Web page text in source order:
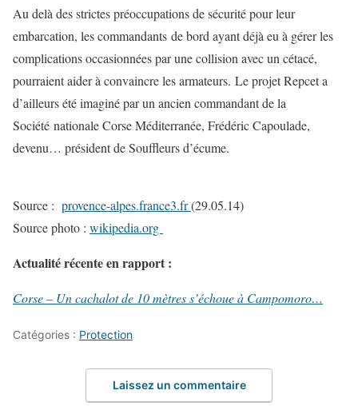
Au delà des strictes préoccupations de sécurité pour leur
embarcation, les commandants de bord ayant déjà eu à gérer les
complications occasionnées par une collision avec un cétacé,
pourraient aider à convaincre les armateurs. Le projet Repcet a
d’ailleurs été imaginé par un ancien commandant de la
Société nationale Corse Méditerranée, Frédéric Capoulade,
devenu… président de Souffleurs d’écume.
Source : provence-alpes.france3.fr(29.05.14)
Source photo : wikipedia.org
Actualité récente en rapport :
Corse – Un cachalot de 10 mètres s’échoue à Campomoro…
Catégories : Protection
Laissez un commentaire